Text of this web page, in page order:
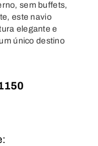
sem buffets,
este navio
elegante e
único destino